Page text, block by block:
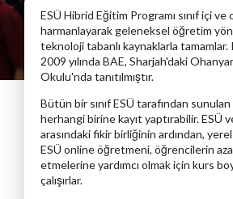
ESÜ Hibrid Eğitim Programı sınıf içi
harmanlayarak geleneksel öğretim
teknoloji tabanlı kaynaklarla tamamlar.
2009 yılında BAE, Sharjah'daki
Okulu'nda tanıtılmıştır.
Bütün bir sınıf ESÜ tarafından
herhangi birine kayıt yaptırabilir. ESÜ
arasındaki fikir birliğinin ardından,
ESÜ online öğretmeni, öğrencilerin
etmelerine yardımcı olmak için kurs
çalışırlar.